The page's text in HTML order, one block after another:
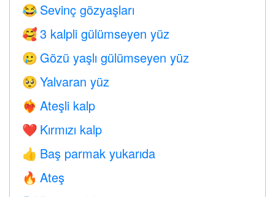
😂 Sevinç gözyaşları
🥰 3 kalpli gülümseyen yüz
🥲 Gözü yaşlı gülümseyen yüz
🥺 Yalvaran yüz
❤️‍🔥 Ateşli kalp
❤️ Kırmızı kalp
👍 Baş parmak yukarıda
🔥 Ateş